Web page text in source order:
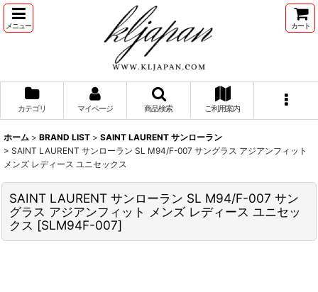
メニュー カート
カテゴリ マイページ 商品検索 ご利用案内
ホーム > BRAND LIST > SAINT LAURENT サンローラン
> SAINT LAURENT サンローラン SL M94/F-007 サングラス アジアンフィット
メンズ レディース ユニセックス
SAINT LAURENT サンローラン SL M94/F-007 サン
グラス アジアンフィット メンズ レディース ユニセッ
クス [SLM94F-007]